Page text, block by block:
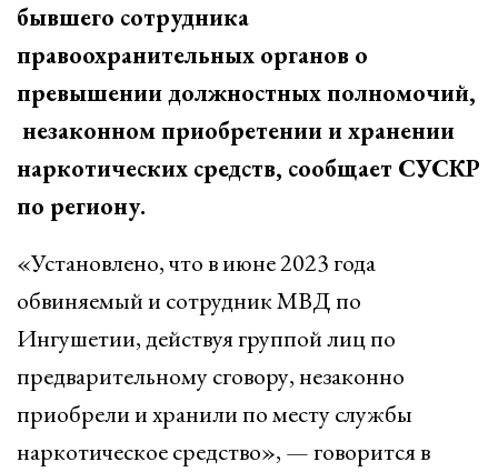
бывшего сотрудника
правоохранительных органов о
превышении должностных полномочий,
незаконном приобретении и хранении
наркотических средств, сообщает СУСКР
по региону.
«Установлено, что в июне 2023 года
обвиняемый и сотрудник МВД по
Ингушетии, действуя группой лиц по
предварительному сговору, незаконно
приобрели и хранили по месту службы
наркотическое средство», — говорится в